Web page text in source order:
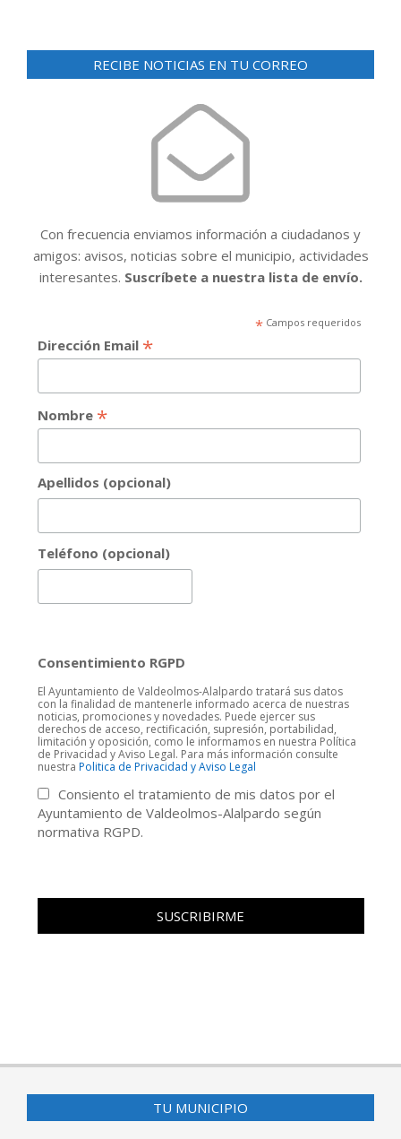
RECIBE NOTICIAS EN TU CORREO
Con frecuencia enviamos información a ciudadanos y
amigos: avisos, noticias sobre el municipio, actividades
interesantes. Suscríbete a nuestra lista de envío.
*Campos requeridos
Dirección Email *
Nombre *
Apellidos (opcional)
Teléfono (opcional)
Consentimiento RGPD
El Ayuntamiento de Valdeolmos-Alalpardo tratará sus datos
con la finalidad de mantenerle informado acerca de nuestras
noticias, promociones y novedades. Puede ejercer sus
derechos de acceso, rectificación, supresión, portabilidad,
limitación y oposición, como le informamos en nuestra Política
de Privacidad y Aviso Legal. Para más información consulte
nuestra Politica de Privacidad y Aviso Legal
Consiento el tratamiento de mis datos por el
Ayuntamiento de Valdeolmos-Alalpardo según
normativa RGPD.
TU MUNICIPIO